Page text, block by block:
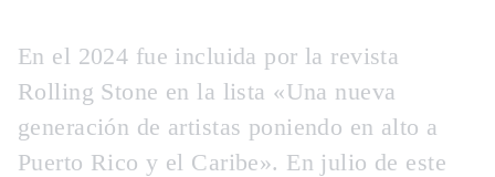
En el 2024 fue incluida por la revista
Rolling Stone en la lista «Una nueva
generación de artistas poniendo en alto a
Puerto Rico y el Caribe». En julio de este